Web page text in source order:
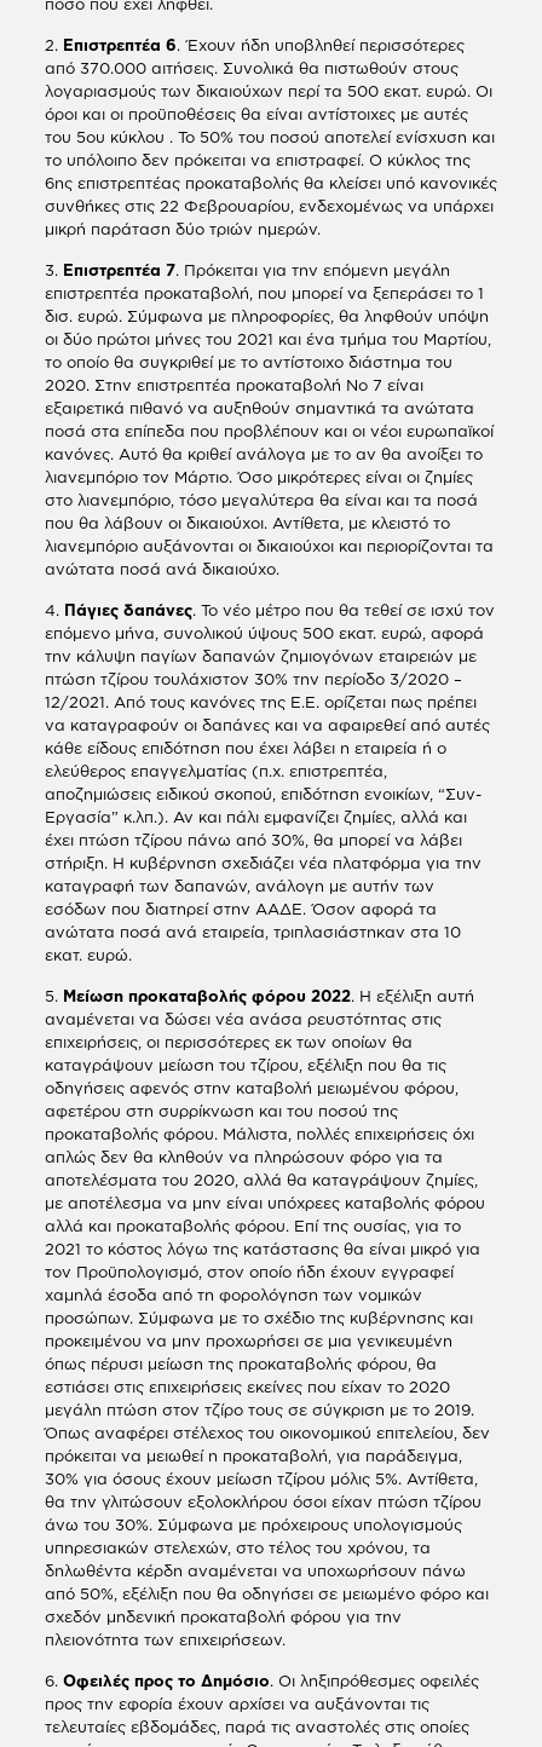
ποσό που έχει ληφθεί.
2. Επιστρεπτέα 6. Έχουν ήδη υποβληθεί περισσότερες
από 370.000 αιτήσεις. Συνολικά θα πιστωθούν στους
λογαριασμούς των δικαιούχων περί τα 500 εκατ. ευρώ. Οι
όροι και οι προϋποθέσεις θα είναι αντίστοιχες με αυτές
του 5ου κύκλου . Το 50% του ποσού αποτελεί ενίσχυση και
το υπόλοιπο δεν πρόκειται να επιστραφεί. Ο κύκλος της
6ης επιστρεπτέας προκαταβολής θα κλείσει υπό κανονικές
συνθήκες στις 22 Φεβρουαρίου, ενδεχομένως να υπάρχει
μικρή παράταση δύο τριών ημερών.
3. Επιστρεπτέα 7. Πρόκειται για την επόμενη μεγάλη
επιστρεπτέα προκαταβολή, που μπορεί να ξεπεράσει το 1
δισ. ευρώ. Σύμφωνα με πληροφορίες, θα ληφθούν υπόψη
οι δύο πρώτοι μήνες του 2021 και ένα τμήμα του Μαρτίου,
το οποίο θα συγκριθεί με το αντίστοιχο διάστημα του
2020. Στην επιστρεπτέα προκαταβολή Νο 7 είναι
εξαιρετικά πιθανό να αυξηθούν σημαντικά τα ανώτατα
ποσά στα επίπεδα που προβλέπουν και οι νέοι ευρωπαϊκοί
κανόνες. Αυτό θα κριθεί ανάλογα με το αν θα ανοίξει το
λιανεμπόριο τον Μάρτιο. Όσο μικρότερες είναι οι ζημίες
στο λιανεμπόριο, τόσο μεγαλύτερα θα είναι και τα ποσά
που θα λάβουν οι δικαιούχοι. Αντίθετα, με κλειστό το
λιανεμπόριο αυξάνονται οι δικαιούχοι και περιορίζονται τα
ανώτατα ποσά ανά δικαιούχο.
4. Πάγιες δαπάνες. Το νέο μέτρο που θα τεθεί σε ισχύ τον
επόμενο μήνα, συνολικού ύψους 500 εκατ. ευρώ, αφορά
την κάλυψη παγίων δαπανών ζημιογόνων εταιρειών με
πτώση τζίρου τουλάχιστον 30% την περίοδο 3/2020 –
12/2021. Από τους κανόνες της Ε.Ε. ορίζεται πως πρέπει
να καταγραφούν οι δαπάνες και να αφαιρεθεί από αυτές
κάθε είδους επιδότηση που έχει λάβει η εταιρεία ή ο
ελεύθερος επαγγελματίας (π.χ. επιστρεπτέα,
αποζημιώσεις ειδικού σκοπού, επιδότηση ενοικίων, “Συν-
Εργασία” κ.λπ.). Αν και πάλι εμφανίζει ζημίες, αλλά και
έχει πτώση τζίρου πάνω από 30%, θα μπορεί να λάβει
στήριξη. Η κυβέρνηση σχεδιάζει νέα πλατφόρμα για την
καταγραφή των δαπανών, ανάλογη με αυτήν των
εσόδων που διατηρεί στην ΑΑΔΕ. Όσον αφορά τα
ανώτατα ποσά ανά εταιρεία, τριπλασιάστηκαν στα 10
εκατ. ευρώ.
5. Μείωση προκαταβολής φόρου 2022. Η εξέλιξη αυτή
αναμένεται να δώσει νέα ανάσα ρευστότητας στις
επιχειρήσεις, οι περισσότερες εκ των οποίων θα
καταγράψουν μείωση του τζίρου, εξέλιξη που θα τις
οδηγήσεις αφενός στην καταβολή μειωμένου φόρου,
αφετέρου στη συρρίκνωση και του ποσού της
προκαταβολής φόρου. Μάλιστα, πολλές επιχειρήσεις όχι
απλώς δεν θα κληθούν να πληρώσουν φόρο για τα
αποτελέσματα του 2020, αλλά θα καταγράψουν ζημίες,
με αποτέλεσμα να μην είναι υπόχρεες καταβολής φόρου
αλλά και προκαταβολής φόρου. Επί της ουσίας, για το
2021 το κόστος λόγω της κατάστασης θα είναι μικρό για
τον Προϋπολογισμό, στον οποίο ήδη έχουν εγγραφεί
χαμηλά έσοδα από τη φορολόγηση των νομικών
προσώπων. Σύμφωνα με το σχέδιο της κυβέρνησης και
προκειμένου να μην προχωρήσει σε μια γενικευμένη
όπως πέρυσι μείωση της προκαταβολής φόρου, θα
εστιάσει στις επιχειρήσεις εκείνες που είχαν το 2020
μεγάλη πτώση στον τζίρο τους σε σύγκριση με το 2019.
Όπως αναφέρει στέλεχος του οικονομικού επιτελείου, δεν
πρόκειται να μειωθεί η προκαταβολή, για παράδειγμα,
30% για όσους έχουν μείωση τζίρου μόλις 5%. Αντίθετα,
θα την γλιτώσουν εξολοκλήρου όσοι είχαν πτώση τζίρου
άνω του 30%. Σύμφωνα με πρόχειρους υπολογισμούς
υπηρεσιακών στελεχών, στο τέλος του χρόνου, τα
δηλωθέντα κέρδη αναμένεται να υποχωρήσουν πάνω
από 50%, εξέλιξη που θα οδηγήσει σε μειωμένο φόρο και
σχεδόν μηδενική προκαταβολή φόρου για την
πλειονότητα των επιχειρήσεων.
6. Οφειλές προς το Δημόσιο. Οι ληξιπρόθεσμες οφειλές
προς την εφορία έχουν αρχίσει να αυξάνονται τις
τελευταίες εβδομάδες, παρά τις αναστολές στις οποίες